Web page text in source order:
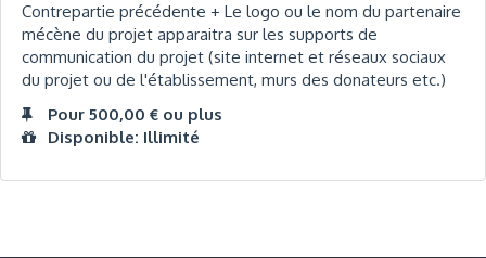
Contrepartie précédente + Le logo ou le nom du partenaire
mécène du projet apparaitra sur les supports de
communication du projet (site internet et réseaux sociaux
du projet ou de l'établissement, murs des donateurs etc.)
Pour 500,00 € ou plus
Disponible: Illimité